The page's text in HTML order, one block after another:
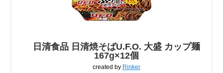
日清食品 日清焼そばU.F.O. 大盛 カップ麺
167g×12個
created by Rinker